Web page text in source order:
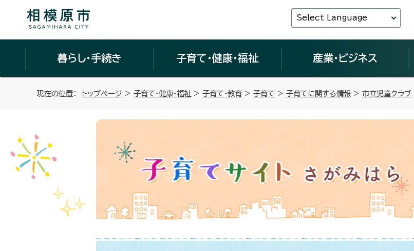
Select Language
暮らし・手続き 子育て・健康・福祉 産業・ビジネス
現在の位置： トップページ > 子育て・健康・福祉 > 子育て・教育 > 子育て > 子育てに関する情報 > 市立児童クラブ